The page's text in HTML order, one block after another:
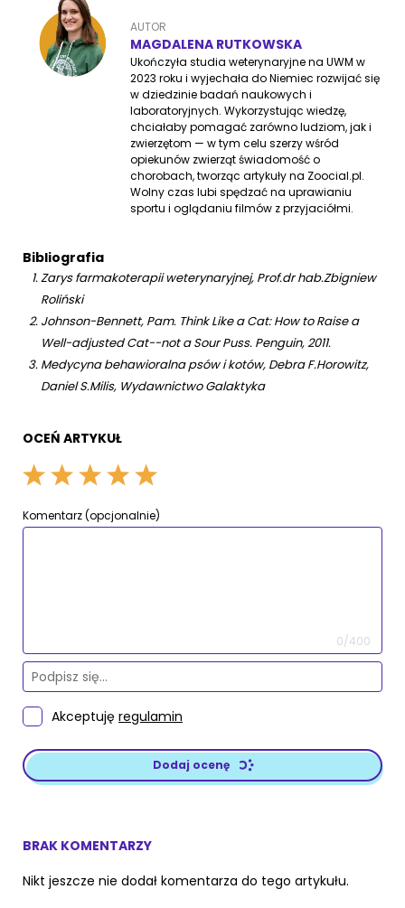
AUTOR
MAGDALENA RUTKOWSKA
Ukończyła studia weterynaryjne na UWM w
2023 roku i wyjechała do Niemiec rozwijać się
w dziedzinie badań naukowych i
laboratoryjnych. Wykorzystując wiedzę,
chciałaby pomagać zarówno ludziom, jak i
zwierzętom — w tym celu szerzy wśród
opiekunów zwierząt świadomość o
chorobach, tworząc artykuły na Zoocial.pl.
Wolny czas lubi spędzać na uprawianiu
sportu i oglądaniu filmów z przyjaciółmi.
Bibliografia
Zarys farmakoterapii weterynaryjnej, Prof.dr hab.Zbigniew
Roliński
Johnson-Bennett, Pam. Think Like a Cat: How to Raise a
Well-adjusted Cat--not a Sour Puss. Penguin, 2011.
Medycyna behawioralna psów i kotów, Debra F.Horowitz,
Daniel S.Milis, Wydawnictwo Galaktyka
OCEŃ ARTYKUŁ
Komentarz (opcjonalnie)
0/400
Akceptuję regulamin
Dodaj ocenę
BRAK KOMENTARZY
Nikt jeszcze nie dodał komentarza do tego artykułu.